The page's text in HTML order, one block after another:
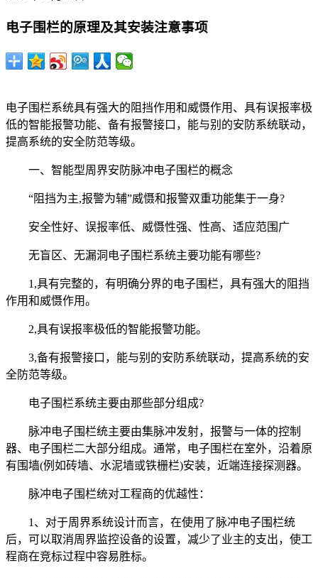
电子围栏的原理及其安装注意事项
电子围栏系统具有强大的阻挡作用和威慑作用、具有误报率极
低的智能报警功能、备有报警接口，能与别的安防系统联动，
提高系统的安全防范等级。
一、智能型周界安防脉冲电子围栏的概念
“阻挡为主,报警为辅”威慑和报警双重功能集于一身?
安全性好、误报率低、威慑性强、性高、适应范围广
无盲区、无漏洞电子围栏系统主要功能有哪些?
1,具有完整的，有明确分界的电子围栏，具有强大的阻挡
作用和威慑作用。
2,具有误报率极低的智能报警功能。
3,备有报警接口，能与别的安防系统联动，提高系统的安
全防范等级。
电子围栏系统主要由那些部分组成?
脉冲电子围栏统主要由集脉冲发射，报警与一体的控制
器、电子围栏二大部分组成。通常，电子围栏在室外，沿着原
有围墙(例如砖墙、水泥墙或铁栅栏)安装，近端连接探测器。
脉冲电子围栏统对工程商的优越性：
1、对于周界系统设计而言，在使用了脉冲电子围栏统
后，可以取消周界监控设备的设置，减少了业主的支出，使工
程商在竞标过程中容易胜标。